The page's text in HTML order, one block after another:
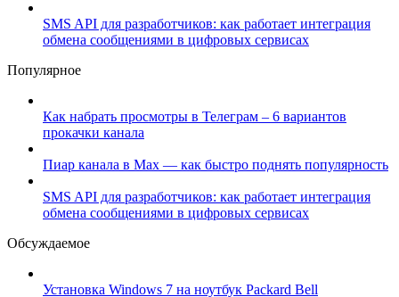
SMS API для разработчиков: как работает интеграция
обмена сообщениями в цифровых сервисах
Популярное
Как набрать просмотры в Телеграм – 6 вариантов
прокачки канала
Пиар канала в Max — как быстро поднять популярность
SMS API для разработчиков: как работает интеграция
обмена сообщениями в цифровых сервисах
Обсуждаемое
Установка Windows 7 на ноутбук Packard Bell